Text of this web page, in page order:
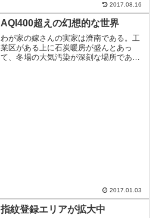
2017.08.16
AQI400超えの幻想的な世界
わが家の嫁さんの実家は濟南である。工
業区がある上に石炭暖房が盛んとあっ
て、冬場の大気汚染が深刻な場所であ
2017.01.03
指紋登録エリアが拡大中